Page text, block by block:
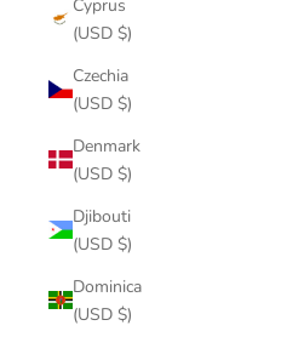
Cyprus
(USD $)
Czechia
(USD $)
Denmark
(USD $)
Djibouti
(USD $)
Dominica
(USD $)